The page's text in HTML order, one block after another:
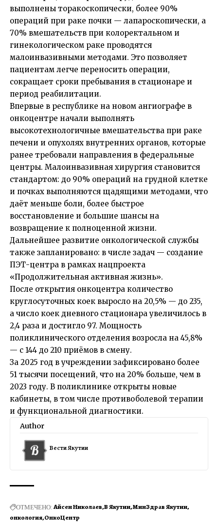
выполнены торакоскопически, более 90%
операций при раке почки — лапароскопически, а
70% вмешательств при колоректальном и
гинекологическом раке проводятся
малоинвазивными методами. Это позволяет
пациентам легче переносить операции,
сокращает сроки пребывания в стационаре и
период реабилитации.
Впервые в республике на новом ангиографе в
онкоцентре начали выполнять
высокотехнологичные вмешательства при раке
печени и опухолях внутренних органов, которые
ранее требовали направления в федеральные
центры. Малоинвазивная хирургия становится
стандартом: до 90% операций на грудной клетке
и почках выполняются щадящими методами, что
даёт меньше боли, более быстрое
восстановление и большие шансы на
возвращение к полноценной жизни.
Дальнейшее развитие онкологической службы
также запланировано: в числе задач — создание
ПЭТ-центра в рамках нацпроекта
«Продолжительная активная жизнь».
После открытия онкоцентра количество
круглосуточных коек выросло на 20,5% — до 235,
а число коек дневного стационара увеличилось в
2,4 раза и достигло 97. Мощность
поликлинического отделения возросла на 45,8%
— с 144 до 210 приёмов в смену.
За 2025 год в учреждении зафиксировано более
51 тысячи посещений, что на 20% больше, чем в
2023 году. В поликлинике открыты новые
кабинеты, в том числе противоболевой терапии
и функциональной диагностики.
Author
Вести Якутии
ОТМЕЧЕНО: Айсен Николаев В Якутии МинЗдрав Якутии
онкология ОнкоЦентр